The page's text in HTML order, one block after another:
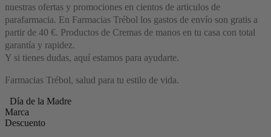
nuestras ofertas y promociones en cientos de articulos de
parafarmacia. En Farmacias Trébol los gastos de envío son gratis a
partir de 40 €. Productos de Cremas de manos en tu casa con total
garantía y rapidez.
Y si tienes dudas, aquí estamos para ayudarte.
Farmacias Trébol, salud para tu estilo de vida.
Día de la Madre
Marca
Descuento